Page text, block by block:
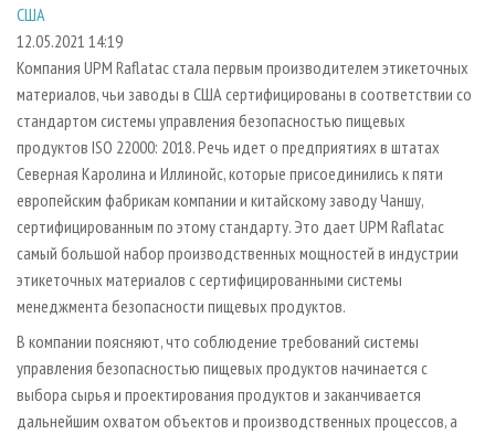
ДЕРЕВЯННОЕ ДОМОСТРОЕНИЕ
ПРОИЗВОДСТВО МЕБЕЛИ
БИОЭНЕРГЕТИКА
ЦБП
ИНСТРУМЕНТ И МАТЕРИАЛЫ
ОФИЦИАЛЬНЫЕ ДЕЛЕГАЦИИ
ПРИОРИТЕТНЫЕ ИНВЕСТПРОЕКТЫ
RUSSIAN FORESTRY REVIEW
ГАЗЕТА ЛЕСПРОМФОРУМ
БИБЛИОТЕКА СПЕЦИАЛИСТА
США
12.05.2021 14:19
Компания UPM Raflatac стала первым производителем этикеточных
материалов, чьи заводы в США сертифицированы в соответствии со
стандартом системы управления безопасностью пищевых
продуктов ISO 22000: 2018. Речь идет о предприятиях в штатах
Северная Каролина и Иллинойс, которые присоединились к пяти
европейским фабрикам компании и китайскому заводу Чаншу,
сертифицированным по этому стандарту. Это дает UPM Raflatac
самый большой набор производственных мощностей в индустрии
этикеточных материалов с сертифицированными системы
менеджмента безопасности пищевых продуктов.
В компании поясняют, что соблюдение требований системы
управления безопасностью пищевых продуктов начинается с
выбора сырья и проектирования продуктов и заканчивается
дальнейшим охватом объектов и производственных процессов, а